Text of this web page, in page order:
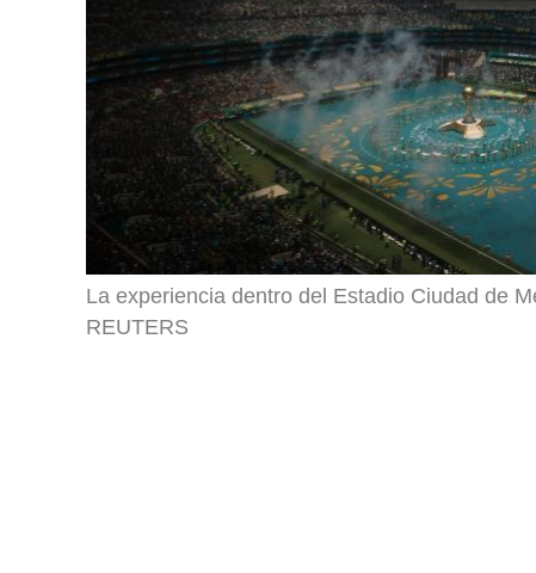
La experiencia dentro del Estadio Ciudad de
REUTERS